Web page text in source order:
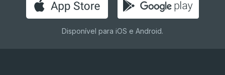
Disponível para iOS e Android.